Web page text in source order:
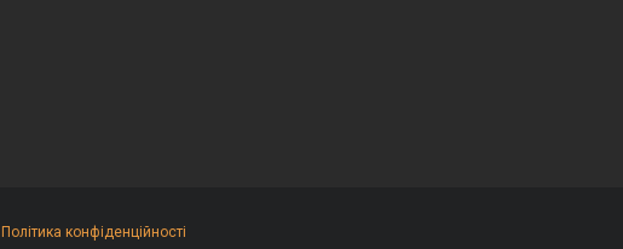
Політика конфіденційності